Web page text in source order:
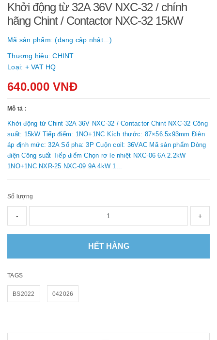
Khởi động từ 32A 36V NXC-32 / chính
hãng Chint / Contactor NXC-32 15kW
Mã sản phẩm:(đang cập nhật...)
Thương hiệu:CHINT
Loại: + VAT HQ
640.000 VNĐ
Mô tả :
Khởi động từ Chint 32A 36V NXC-32 / Contactor Chint NXC-32 Công
suất: 15kW Tiếp điểm: 1NO+1NC Kích thước: 87×56.5x93mm Điện
áp định mức: 32A Số pha: 3P Cuộn coil: 36VAC Mã sản phẩm Dòng
điện Công suất Tiếp điểm Chọn rơ le nhiệt NXC-06 6A 2.2kW
1NO+1NC NXR-25 NXC-09 9A 4kW 1...
Số lượng
- +
HẾT HÀNG
TAGS
BS2022 042026